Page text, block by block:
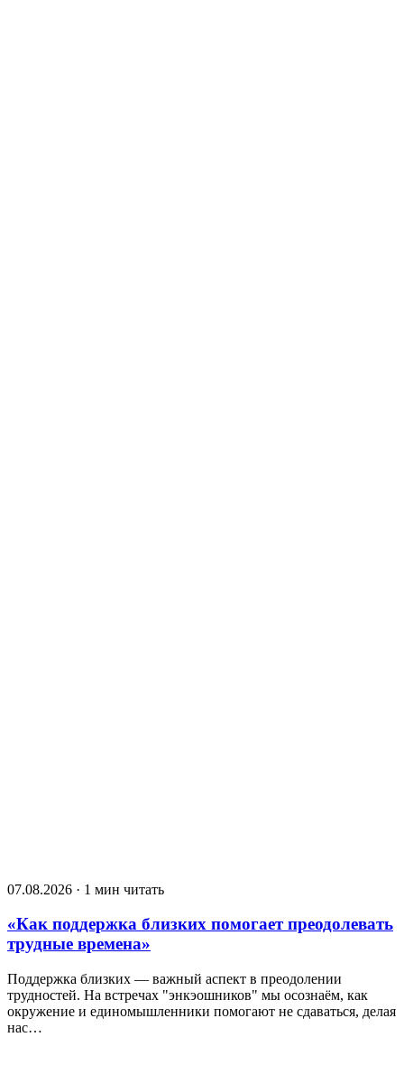
07.08.2026 · 1 мин читать
«Как поддержка близких помогает преодолевать
трудные времена»
Поддержка близких — важный аспект в преодолении
трудностей. На встречах "энкэошников" мы осознаём, как
окружение и единомышленники помогают не сдаваться, делая
нас…